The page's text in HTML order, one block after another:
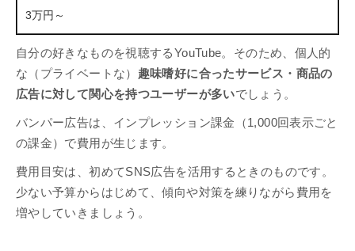
3万円～
自分の好きなものを視聴するYouTube。そのため、個人的
な（プライベートな） 趣味嗜好に合ったサービス・商品の
広告に対して関心を持つユーザーが多いでしょう。
バンパー広告は、インプレッション課金（1,000回表示ごと
の課金）で費用が生じます。
費用目安は、初めてSNS広告を活用するときのものです。
少ない予算からはじめて、傾向や対策を練りながら費用を
増やしていきましょう。